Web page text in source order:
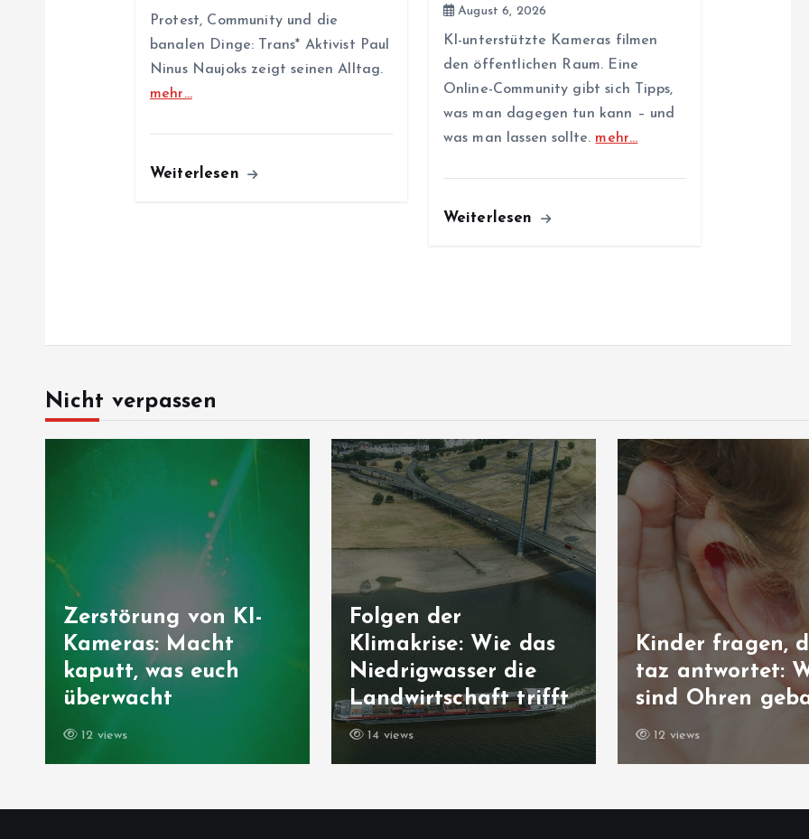
Protest, Community und die
banalen Dinge: Trans* Aktivist Paul
Ninus Naujoks zeigt seinen Alltag.
mehr…
Weiterlesen
August 6, 2026
KI-unterstützte Kameras filmen
den öffentlichen Raum. Eine
Online-Community gibt sich Tipps,
was man dagegen tun kann – und
was man lassen sollte. mehr…
Weiterlesen
Nicht verpassen
Zerstörung von KI-
Kameras: Macht
kaputt, was euch
überwacht
12 views
Folgen der
Klimakrise: Wie das
Niedrigwasser die
Landwirtschaft trifft
14 views
Kinder fragen,
taz antwortet:
sind Ohren
12 views